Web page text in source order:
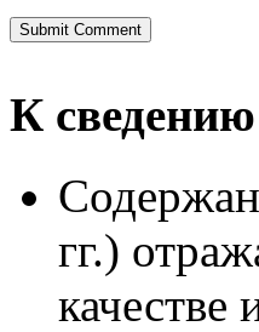
К сведению
гг.)
качестве